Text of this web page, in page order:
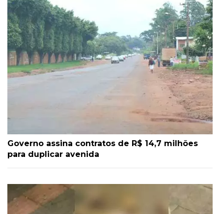
Governo assina contratos de R$ 14,7 milhões
para duplicar avenida